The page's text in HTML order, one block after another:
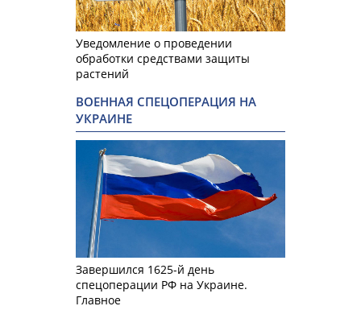
Уведомление о проведении
обработки средствами защиты
растений
ВОЕННАЯ СПЕЦОПЕРАЦИЯ НА
УКРАИНЕ
Завершился 1625-й день
спецоперации РФ на Украине.
Главное